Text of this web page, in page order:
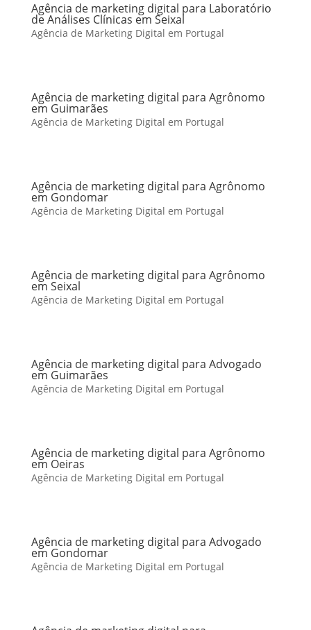
Agência de marketing digital para Laboratório
de Análises Clínicas em Seixal
Agência de Marketing Digital em Portugal
Agência de marketing digital para Agrônomo
em Guimarães
Agência de Marketing Digital em Portugal
Agência de marketing digital para Agrônomo
em Gondomar
Agência de Marketing Digital em Portugal
Agência de marketing digital para Agrônomo
em Seixal
Agência de Marketing Digital em Portugal
Agência de marketing digital para Advogado
em Guimarães
Agência de Marketing Digital em Portugal
Agência de marketing digital para Agrônomo
em Oeiras
Agência de Marketing Digital em Portugal
Agência de marketing digital para Advogado
em Gondomar
Agência de Marketing Digital em Portugal